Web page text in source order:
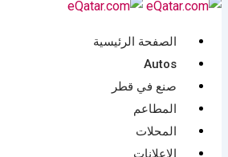
الصفحة الرئيسية
Autos
صنع في قطر
المطاعم
المحلات
الإعلانات